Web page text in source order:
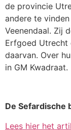
de provincie
andere te
Veenendaal. Zij
Erfgoed Utrecht
daarvan. Over
in GM Kwadraat.
De Sefardische
Lees hier het